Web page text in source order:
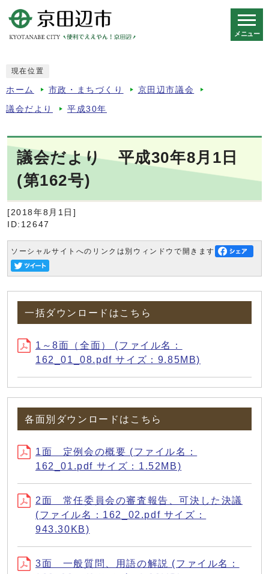
メニュー
現在位置
ホーム 市政・まちづくり 京田辺市議会
議会だより 平成30年
議会だより 平成30年8月1日
(第162号)
[2018年8月1日]
ID:12647
ソーシャルサイトへのリンクは別ウィンドウで開きます
一括ダウンロードはこちら
1～8面（全面） (ファイル名：
162_01_08.pdf サイズ：9.85MB)
各面別ダウンロードはこちら
1面 定例会の概要 (ファイル名：
162_01.pdf サイズ：1.52MB)
2面 常任委員会の審査報告、可決した決議
(ファイル名：162_02.pdf サイズ：
943.30KB)
3面 一般質問、用語の解説 (ファイル名：